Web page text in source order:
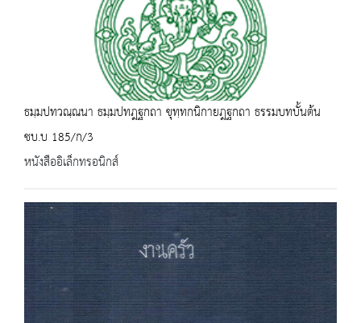
ธมฺมปทวณฺณนา ธมฺมปทฎฐกถา ขุทฺทกนิกายฎฐกถา ธรรมบทบั้นต้น
ชบ.บ 185/ก/3
หนังสืออิเล็กทรอนิกส์